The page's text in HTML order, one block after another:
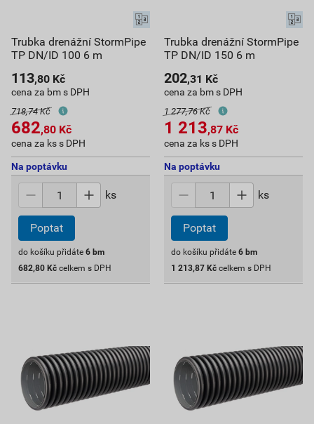
Trubka drenážní StormPipe
TP DN/ID 100 6 m
113,80 Kč
cena za bm s DPH
718,74 Kč
682,80 Kč
cena za ks s DPH
Na poptávku
ks
Poptat
do košíku přidáte 6 bm
682,80 Kč celkem s DPH
Trubka drenážní StormPipe
TP DN/ID 150 6 m
202,31 Kč
cena za bm s DPH
1 277,76 Kč
1 213,87 Kč
cena za ks s DPH
Na poptávku
ks
Poptat
do košíku přidáte 6 bm
1 213,87 Kč celkem s DPH